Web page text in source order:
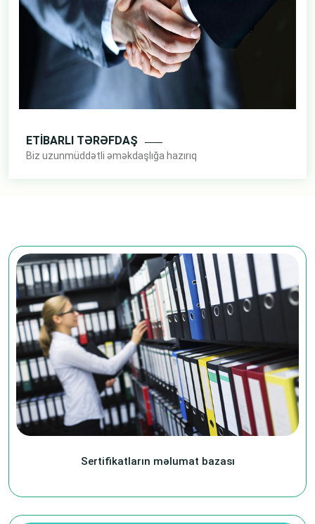
ETİBARLI TƏRƏFDAŞ
Biz uzunmüddətli əməkdaşlığa hazırıq
Sertifikatların məlumat bazası